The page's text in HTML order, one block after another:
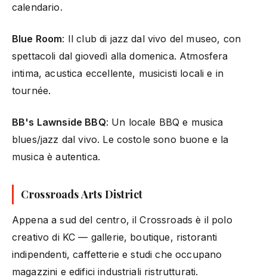
calendario.
Blue Room: Il club di jazz dal vivo del museo, con
spettacoli dal giovedì alla domenica. Atmosfera
intima, acustica eccellente, musicisti locali e in
tournée.
BB's Lawnside BBQ: Un locale BBQ e musica
blues/jazz dal vivo. Le costole sono buone e la
musica è autentica.
Crossroads Arts District
Appena a sud del centro, il Crossroads è il polo
creativo di KC — gallerie, boutique, ristoranti
indipendenti, caffetterie e studi che occupano
magazzini e edifici industriali ristrutturati.